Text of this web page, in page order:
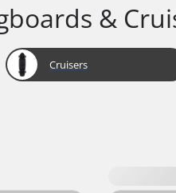
&
Cruisers